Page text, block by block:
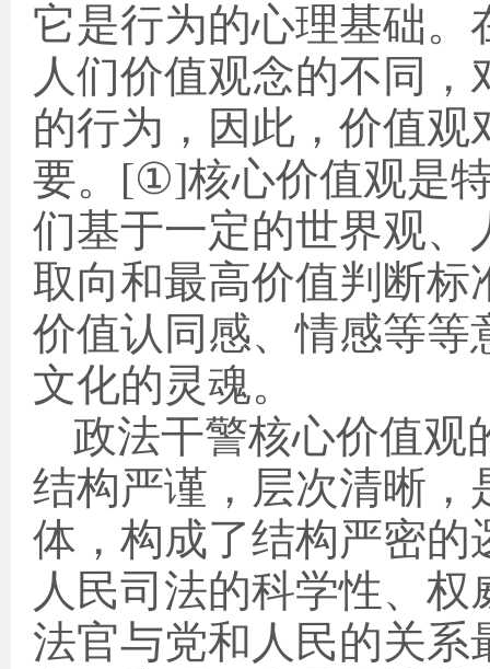
它是行为的心理基础
人们价值观念的不同
的行为，因此，价值
要。 [①]核心价值观是
们基于一定的世界观、
取向和最高价值判断标
价值认同感、情感等等
文化的灵魂。
政法干警核心价值观
结构严谨，层次清晰，
体，构成了结构严密的
人民司法的科学性、
法官与党和人民的关